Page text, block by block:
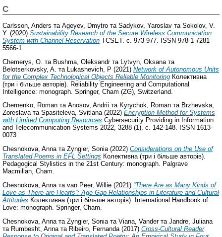
C
Carlsson, Anders та Ageyev, Dmytro та Sadykov, Yaroslav та Sokolov, V.
Y. (2020) Sustainability Research of the Secure Wireless Communication
System with Channel Reservation TCSET. с. 973-977. ISSN 978-1-7281-
5566-1
Chemerys, O. та Bushma, Oleksandrта Lytvyn, Oksana та
Belotserkovsky, A. та Lukashevich, P (2021) Network of Autonomous Units
for the Complex Technological Objects Reliable Monitoring Колективна
(три і більше авторів). Reliability Engineering and Computational
Intelligence: monograph. Springer, Cham (ZG), Switzerland.
Chernenko, Roman та Anosov, Andrii та Kyrychok, Roman та Brzhevska,
Zoreslavaта Spasiteleva, Svitlana(2022) Encryption Method for Systems
with Limited Computing Resources Cybersecurity Providing in Information
and Telecommunication Systems 2022, 3288 (1). с. 142-148. ISSN 1613-
0073
Chesnokova, Annaта Zyngier, Sonia(2022) Considerations on the Use of
Translated Poems in EFL Settings Колективна (три і більше авторів).
Pedagogical Stylistics in the 21st Century: monograph. Palgrave
Macmillan, Cham.
Chesnokova, Annaта van Peer, Willie (2021) “There Are as Many Kinds of
Love as There are Hearts”: Age Gap Relationships in Literature and Cultural
Attitudes Колективна (три і більше авторів). International Handbook of
Love: monograph. Springer, Cham.
Chesnokova, Anna та Zyngier, Sonia та Viana, Vanderта Jandre, Juliana
та Rumbesht, Anna та Ribeiro, Fernanda (2017) Cross-Cultural Reader